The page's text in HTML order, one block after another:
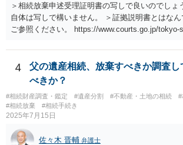
＞相続放棄申述受理証明書の写しで良いのでしょ
自体は写しで構いません。 ＞証拠説明書とはな
ご参照ください。 https://www.courts.go.jp/
4
父の遺産相続、放棄すべきか調査し
べきか？
#相続財産調査・鑑定 #遺産分割 #不動産・土地の相続
#
#相続放棄
#相続手続き
2025年7月15日
佐々木 晋輔 弁護士